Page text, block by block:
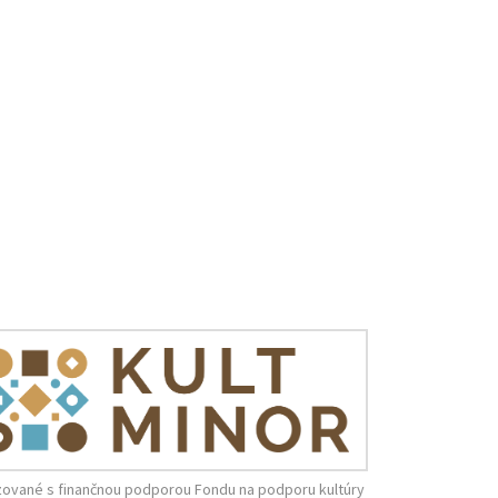
s finančnou podporou Fondu na podporu kultúry